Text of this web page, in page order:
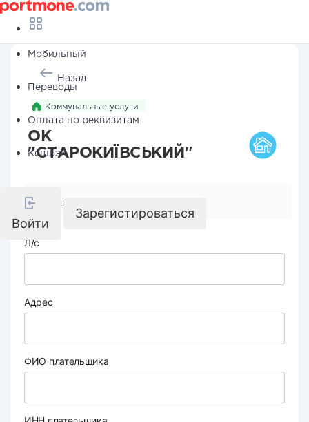
Мобильный
Переводы
Оплата по реквизитам
Кешбэк
Войти
Зарегистироваться
Назад
Коммунальные услуги
ОК
"СТАРОКИЇВСЬКИЙ"
Реквизиты компании
Л/с
Адрес
ФИО плательщика